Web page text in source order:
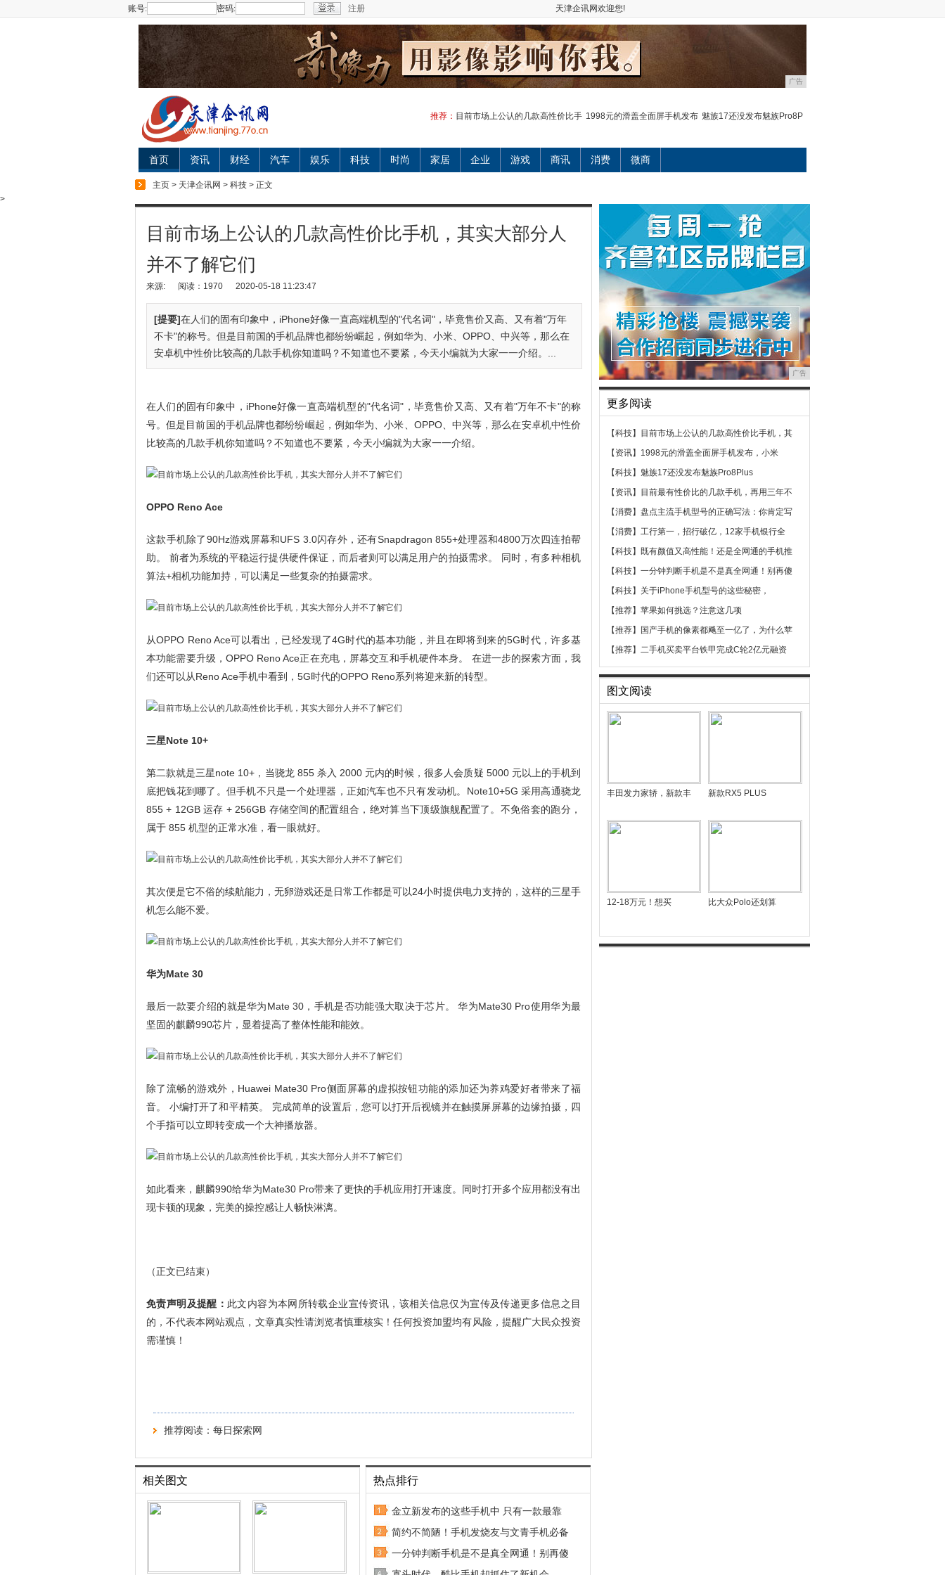
账号: 密码: 注册 天津企讯网欢迎您!
广告
推荐： 目前市场上公认的几款高性价比手 1998元的滑盖全面屏手机发布 魅族17还没发布魅族Pro8P
首页 资讯 财经 汽车 娱乐 科技 时尚 家居 企业 游戏 商讯 消费 微商
主页 > 天津企讯网 > 科技 > 正文
>
目前市场上公认的几款高性价比手机，其实大部分人
并不了解它们
来源: 阅读：1970 2020-05-18 11:23:47
[提要]在人们的固有印象中，iPhone好像一直高端机型的"代名词"，毕竟售价又高、又有着"万年
不卡"的称号。但是目前国的手机品牌也都纷纷崛起，例如华为、小米、OPPO、中兴等，那么在
安卓机中性价比较高的几款手机你知道吗？不知道也不要紧，今天小编就为大家一一介绍。...
在人们的固有印象中，iPhone好像一直高端机型的"代名词"，毕竟售价又高、又有着"万年不卡"的称
号。但是目前国的手机品牌也都纷纷崛起，例如华为、小米、OPPO、中兴等，那么在安卓机中性价
比较高的几款手机你知道吗？不知道也不要紧，今天小编就为大家一一介绍。
OPPO Reno Ace
这款手机除了90Hz游戏屏幕和UFS 3.0闪存外，还有Snapdragon 855+处理器和4800万次四连拍帮
助。 前者为系统的平稳运行提供硬件保证，而后者则可以满足用户的拍摄需求。 同时，有多种相机
算法+相机功能加持，可以满足一些复杂的拍摄需求。
从OPPO Reno Ace可以看出，已经发现了4G时代的基本功能，并且在即将到来的5G时代，许多基
本功能需要升级，OPPO Reno Ace正在充电，屏幕交互和手机硬件本身。 在进一步的探索方面，我
们还可以从Reno Ace手机中看到，5G时代的OPPO Reno系列将迎来新的转型。
三星Note 10+
第二款就是三星note 10+，当骁龙 855 杀入 2000 元内的时候，很多人会质疑 5000 元以上的手机到
底把钱花到哪了。但手机不只是一个处理器，正如汽车也不只有发动机。Note10+5G 采用高通骁龙
855 + 12GB 运存 + 256GB 存储空间的配置组合，绝对算当下顶级旗舰配置了。不免俗套的跑分，
属于 855 机型的正常水准，看一眼就好。
其次便是它不俗的续航能力，无卵游戏还是日常工作都是可以24小时提供电力支持的，这样的三星手
机怎么能不爱。
华为Mate 30
最后一款要介绍的就是华为Mate 30，手机是否功能强大取决于芯片。 华为Mate30 Pro使用华为最
坚固的麒麟990芯片，显着提高了整体性能和能效。
除了流畅的游戏外，Huawei Mate30 Pro侧面屏幕的虚拟按钮功能的添加还为养鸡爱好者带来了福
音。 小编打开了和平精英。 完成简单的设置后，您可以打开后视镜并在触摸屏屏幕的边缘拍摄，四
个手指可以立即转变成一个大神播放器。
如此看来，麒麟990给华为Mate30 Pro带来了更快的手机应用打开速度。同时打开多个应用都没有出
现卡顿的现象，完美的操控感让人畅快淋漓。
（正文已结束）
免责声明及提醒： 此文内容为本网所转载企业宣传资讯，该相关信息仅为宣传及传递更多信息之目
的，不代表本网站观点，文章真实性请浏览者慎重核实！任何投资加盟均有风险，提醒广大民众投资
需谨慎！
推荐阅读： 每日探索网
相关图文 热点排行
金立新发布的这些手机中 只有一款最靠
简约不简陋！手机发烧友与文青手机必备
一分钟判断手机是不是真全网通！别再傻
广告
更多阅读
【科技】
目前市场上公认的几款高性价比手机，其
【资讯】 1998元的滑盖全面屏手机发布，小米
【科技】 魅族17还没发布魅族Pro8Plus
【资讯】
目前最有性价比的几款手机，再用三年不
【消费】 盘点主流手机型号的正确写法：你肯定写
【消费】 工行第一，招行破亿，12家手机银行全
【科技】 既有颜值又高性能！还是全网通的手机推
【科技】 一分钟判断手机是不是真全网通！别再傻
【科技】 关于iPhone手机型号的这些秘密，
【推荐】 苹果如何挑选？注意这几项
【推荐】
国产手机的像素都飚至一亿了，为什么苹
【推荐】 二手机买卖平台铁甲完成C轮2亿元融资
图文阅读
丰田发力家轿，新款丰 新款RX5 PLUS
12-18万元！想买 比大众Polo还划算